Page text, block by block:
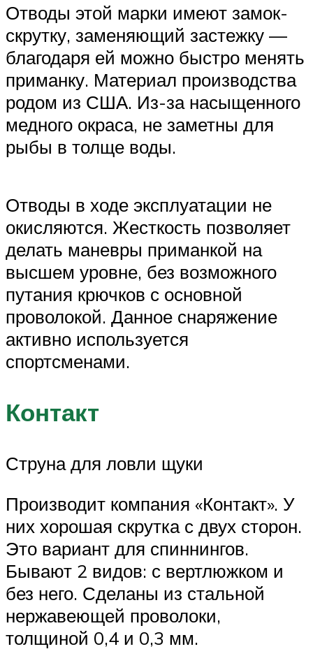
Отводы этой марки имеют замок-
скрутку, заменяющий застежку —
благодаря ей можно быстро менять
приманку. Материал производства
родом из США. Из-за насыщенного
медного окраса, не заметны для
рыбы в толще воды.
Отводы в ходе эксплуатации не
окисляются. Жесткость позволяет
делать маневры приманкой на
высшем уровне, без возможного
путания крючков с основной
проволокой. Данное снаряжение
активно используется
спортсменами.
Контакт
Струна для ловли щуки
Производит компания «Контакт». У
них хорошая скрутка с двух сторон.
Это вариант для спиннингов.
Бывают 2 видов: с вертлюжком и
без него. Сделаны из стальной
нержавеющей проволоки,
толщиной 0,4 и 0,3 мм.